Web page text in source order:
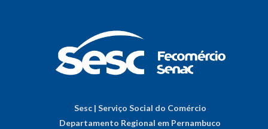
Sesc | Serviço Social do Comércio
Departamento Regional em Pernambuco